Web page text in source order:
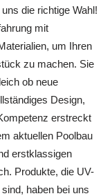
die richtige Wahl!
mit
um Ihren
zu machen. Sie
ob neue
Design,
erstreckt
aktuellen Poolbau
erstklassigen
Produkte, die UV-
haben bei uns